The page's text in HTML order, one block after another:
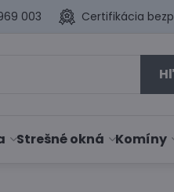
003 Certifikácia
Strešné okná Komíny